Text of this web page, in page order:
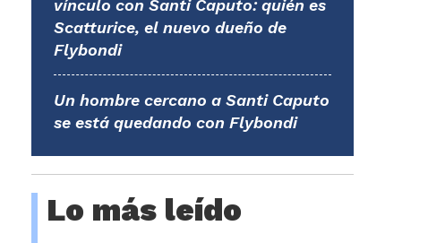
vínculo con Santi Caputo: quién es
Scatturice, el nuevo dueño de
Flybondi
Un hombre cercano a Santi Caputo
se está quedando con Flybondi
Lo más leído